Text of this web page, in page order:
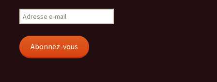
Adresse
e-
Abonnez-vous